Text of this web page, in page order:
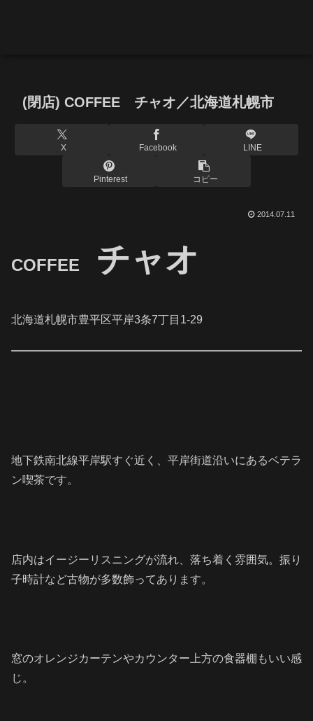
(閉店) COFFEE チャオ／北海道札幌市
X Facebook LINE
Pinterest コピー
2014.07.11
COFFEE チャオ
北海道札幌市豊平区平岸3条7丁目1-29
地下鉄南北線平岸駅すぐ近く、平岸街道沿いにあるベテラ
ン喫茶です。
店内はイージーリスニングが流れ、落ち着く雰囲気。振り
子時計など古物が多数飾ってあります。
窓のオレンジカーテンやカウンター上方の食器棚もいい感
じ。